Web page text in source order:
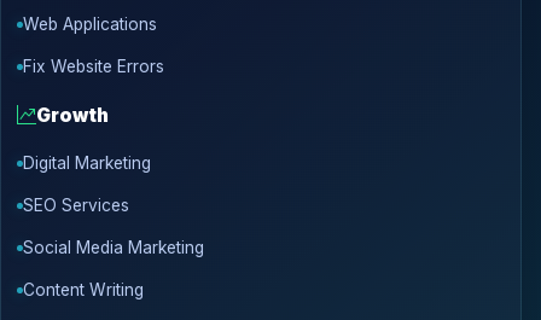
Web Applications
Fix Website Errors
Growth
Digital Marketing
SEO Services
Social Media Marketing
Content Writing